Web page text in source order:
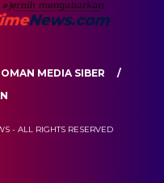
MEDIA SIBER
- ALL RIGHTS RESERVED